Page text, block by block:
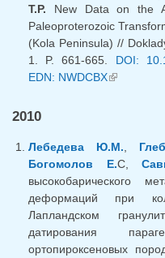
T.P. New Data on the
Paleoproterozoic
(Kola Peninsula) //
1. P. 661-665. DOI:
EDN: NWDCBX(link is
2010
Лебедева Ю.М.
Богомолов Е.С,
высокобарического
деформаций при
Лапландском
датирования
ортопироксеновых